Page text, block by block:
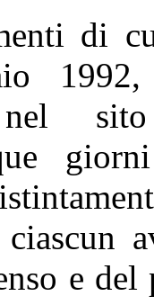
di
nel
ciascun
e